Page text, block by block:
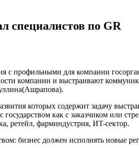
специалистов по GR
с профильными для компании
компании и выстраивают
которых содержит задачу
как с заказчиком или
ретейл, фарминдустрия, ИT-сектор.
бизнес должен исполнять новые